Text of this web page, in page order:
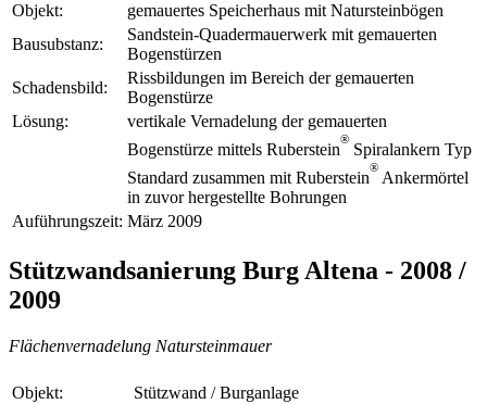
Objekt:
gemauertes Speicherhaus mit Natursteinbögen
Bausubstanz:
Sandstein-Quadermauerwerk mit gemauerten
Bogenstürzen
Schadensbild:
Rissbildungen im Bereich der gemauerten
Bogenstürze
Lösung:
vertikale Vernadelung der gemauerten
Bogenstürze mittels Ruberstein
®
Spiralankern Typ
Standard zusammen mit Ruberstein
®
Ankermörtel
in zuvor hergestellte Bohrungen
Auführungszeit: März 2009
Stützwandsanierung Burg Altena - 2008 /
2009
Flächenvernadelung Natursteinmauer
Objekt:
Stützwand / Burganlage